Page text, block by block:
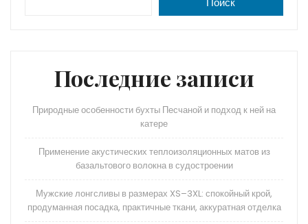
a kl
s
ni
ki
в
Последние записи
Природные особенности бухты Песчаной и подход к ней на
катере
Применение акустических теплоизоляционных матов из
базальтового волокна в судостроении
Мужские лонгсливы в размерах XS–3XL: спокойный крой,
продуманная посадка, практичные ткани, аккуратная отделка